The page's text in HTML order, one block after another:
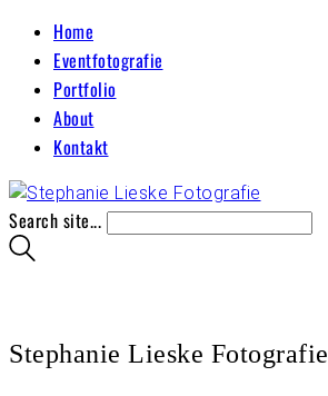
Home
Eventfotografie
Portfolio
About
Kontakt
Search site...
Stephanie Lieske Fotografie